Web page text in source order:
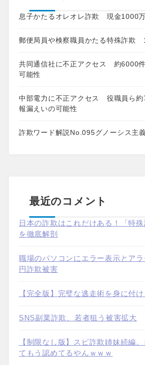
息子かたるオレオレ詐欺 現金1000
郵便局員や検察職員かたる特殊詐欺
共同通信社に不正アクセス 約6000
可能性
中部電力に不正アクセス 役職員ら約
報漏えいの可能性
詐欺ワード解説No.095グノーシス主
最近のコメント
日本の詐欺はこれだけある！「特
を徹底解剖
職場のパソコンにエラー表示とア
円詐欺被害
【完全版】完璧な逃走術を身に付け
SNS副業詐欺、若者狙う被害拡大
【制限なし版】スピ詐欺姉妹続編
てもう認めてるやんｗｗｗ